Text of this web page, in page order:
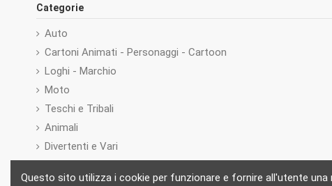
Categorie
Auto
Cartoni Animati - Personaggi - Cartoon
Loghi - Marchio
Moto
Teschi e Tribali
Animali
Divertenti e Vari
Questo sito utilizza i cookie per funzionare e fornire all'utente una